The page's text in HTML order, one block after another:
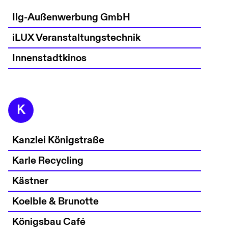
Ilg-Außenwerbung GmbH
iLUX Veranstaltungstechnik
Innenstadtkinos
K
Kanzlei Königstraße
Karle Recycling
Kästner
Koelble & Brunotte
Königsbau Café